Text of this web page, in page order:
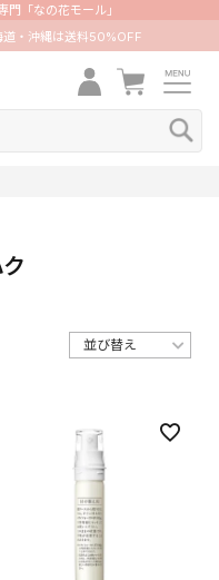
「なの花モール」
・沖縄は送料50%OFF